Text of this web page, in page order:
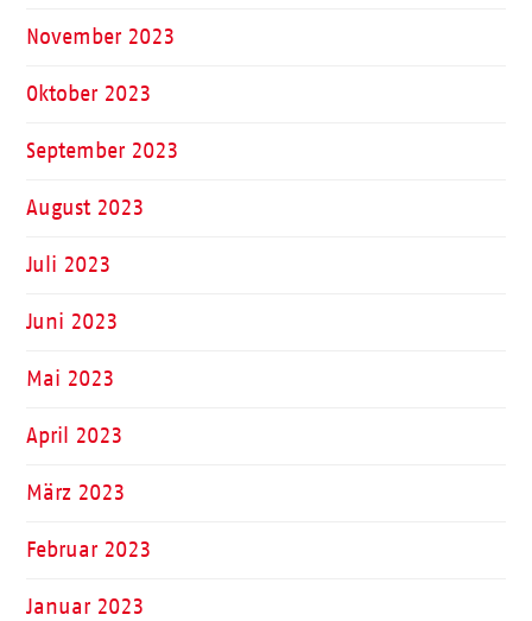
November 2023
Oktober 2023
September 2023
August 2023
Juli 2023
Juni 2023
Mai 2023
April 2023
März 2023
Februar 2023
Januar 2023